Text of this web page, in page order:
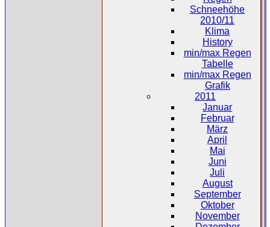
Schneehöhe
2010/11
Klima
History
min/max Regen
Tabelle
min/max Regen
Grafik
2011
Januar
Februar
März
April
Mai
Juni
Juli
August
September
Oktober
November